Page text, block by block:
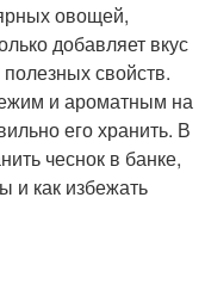
овощей,
добавляет вкус
свойств.
и ароматным на
его хранить. В
чеснок в банке,
и как избежать